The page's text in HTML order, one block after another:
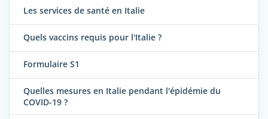
Les services de santé en Italie
Quels vaccins requis pour l'Italie ?
Formulaire S1
Quelles mesures en Italie pendant l'épidémie du
COVID-19 ?